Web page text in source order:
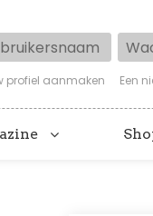
profiel aanmaken Een